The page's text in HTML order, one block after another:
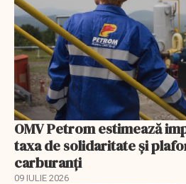
OMV Petrom estimează
taxa de solidaritate și
carburanți
09 IULIE 2026